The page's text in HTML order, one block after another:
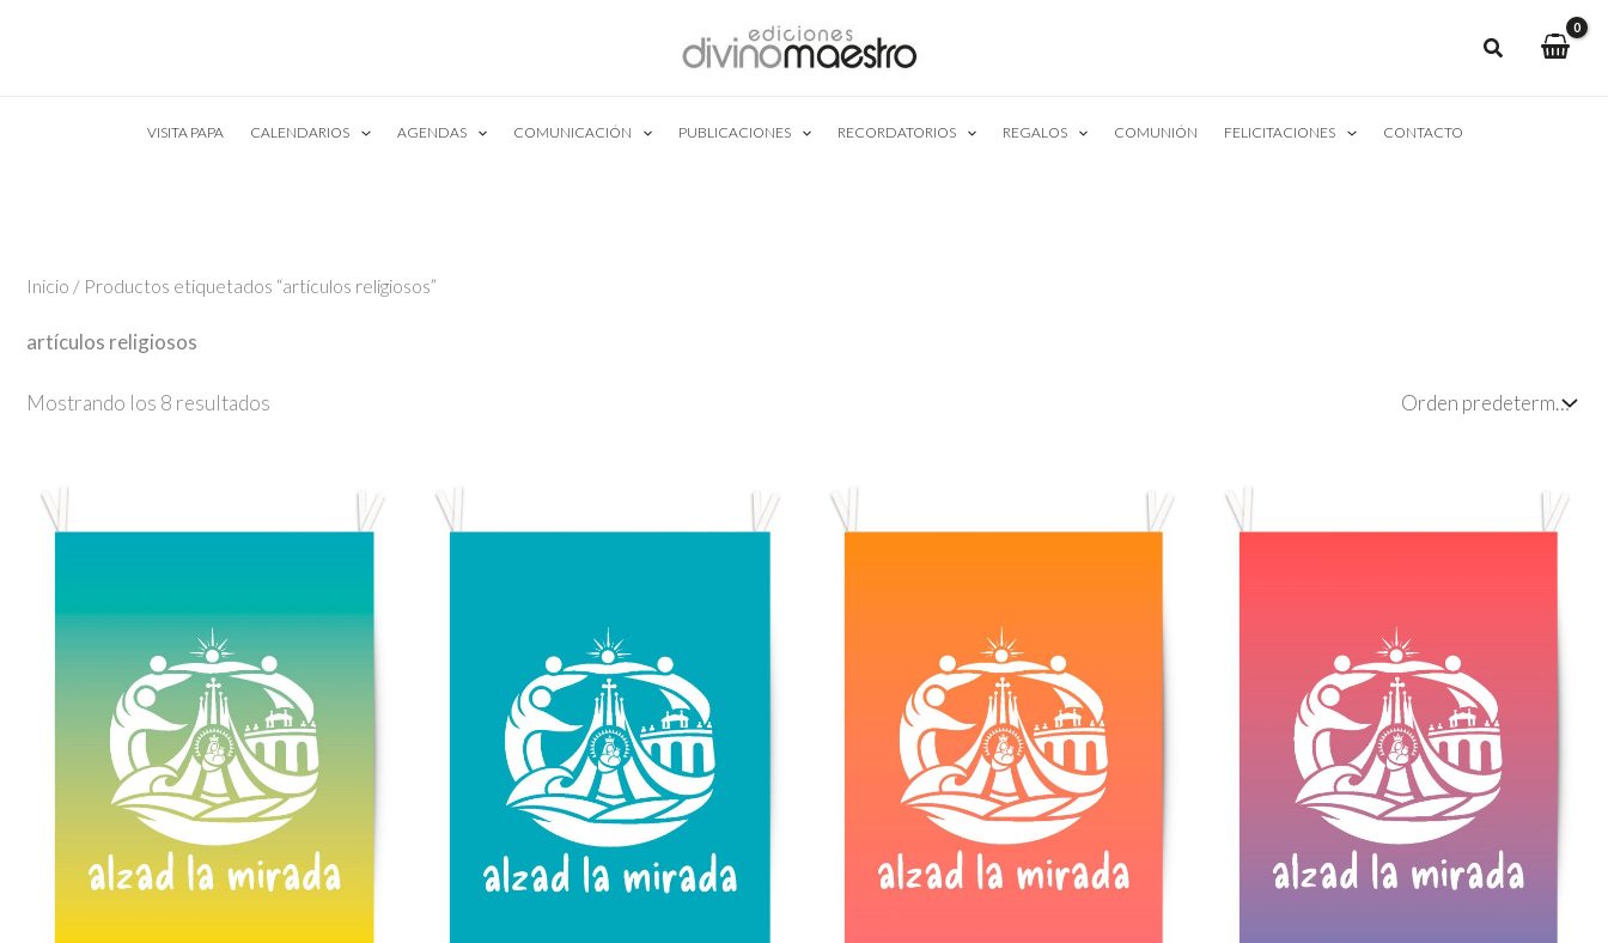
VISITA PAPA CALENDARIOS AGENDAS COMUNICACIÓN PUBLICACIONES RECORDATORIOS REGALOS COMUNIÓN FELICITACIONES CONTACTO
Inicio / Productos etiquetados “artículos religiosos”
artículos religiosos
Mostrando los 8 resultados